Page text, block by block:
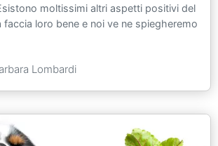
moltissimi altri aspetti positivi del
faccia loro bene e noi ve ne spiegheremo
Lombardi